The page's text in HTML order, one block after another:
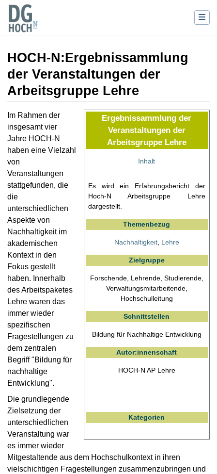
HOCH-N:Ergebnissammlung
der Veranstaltungen der
Arbeitsgruppe Lehre
Wechseln zu:Navigation Suche
Ergebnissammlung der
Veranstaltungen der
Arbeitsgruppe Lehre
Inhalt
Es wird ein Erfahrungsbericht der
Hoch-N Arbeitsgruppe Lehre
dargestellt.
Themenbezug
Nachhaltigkeit, Lehre
Zielgruppe
Forschende, Lehrende, Studierende,
Verwaltungsmitarbeitende,
Hochschulleitung
Schnittstellen
Bildung für Nachhaltige Entwicklung
Autor:innenschaft
HOCH-N AP Lehre
Kategorien
Im Rahmen der
insgesamt vier
Jahre HOCH-N
haben eine Vielzahl
von
Veranstaltungen
stattgefunden, die
die
unterschiedlichen
Aspekte von
Nachhaltigkeit im
akademischen
Kontext in den
Fokus gestellt
haben. Innerhalb
des Arbeitspaketes
Lehre waren das
immer wieder
spezifischen
Fragestellungen zu
dem zentralen
Begriff "Bildung für
nachhaltige
Entwicklung".
Die grundlegende
Zielsetzung der
unterschiedlichen
Veranstaltung war
es immer wieder
Mitgestaltende aus dem Hochschulkontext in ihren
vielschichtigen Fragestellungen zusammenzubringen und